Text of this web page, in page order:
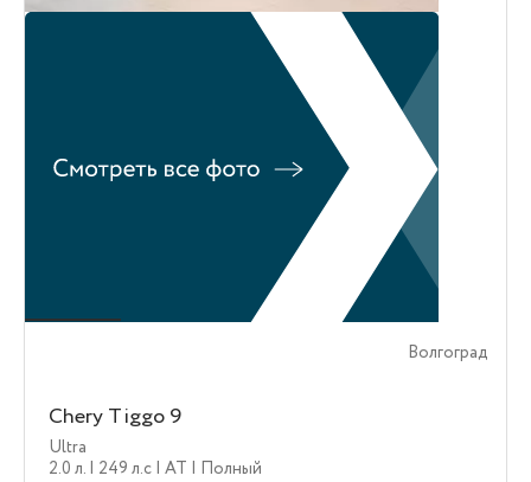
Волгоград
Chery Tiggo 9
Ultra
2.0 л. | 249 л.c | AT | Полный